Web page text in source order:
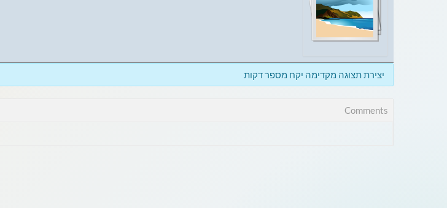
יצירת תצוגה מקדימה יקח מספר דקות
Comments